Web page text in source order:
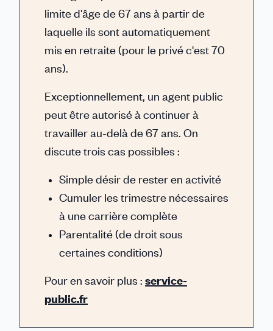
limite d'âge de 67 ans à partir de
laquelle ils sont automatiquement
mis en retraite (pour le privé c'est 70
ans).
Exceptionnellement, un agent public
peut être autorisé à continuer à
travailler au-delà de 67 ans. On
discute trois cas possibles :
Simple désir de rester en activité
Cumuler les trimestre nécessaires
à une carrière complète
Parentalité (de droit sous
certaines conditions)
Pour en savoir plus : service-
public.fr